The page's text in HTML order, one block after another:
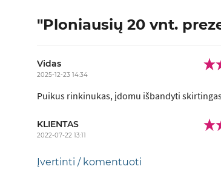
"Ploniausių 20 vnt.
Vidas
2025-12-23 14:34
Puikus rinkinukas, įdomu išbandyti
KLIENTAS
2022-07-22 13:11
Įvertinti / komentuoti